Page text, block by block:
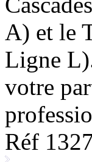
A) et le
Ligne
votre
Réf